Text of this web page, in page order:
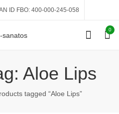
ID FBO: 400-000-245-058
0
Aloe Lips
tagged “Aloe Lips”